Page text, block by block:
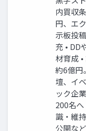
内買収
円、エ
示板投
充 • DD
材育成
約6億円
壇、イ
ック企
200名
識・維
公開な